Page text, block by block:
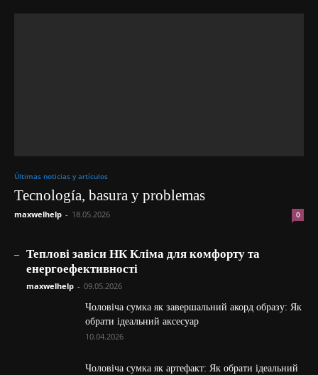
Últimas noticias y artículos
Tecnología, basura y problemas
maxwelhelp - 18.05.2026 0
Теплові завіси НК Кліма для комфорту та
енергоефективності
maxwelhelp - 09.05.2026
Чоловіча сумка як завершальний акорд образу: Як
обрати ідеальний аксесуар
10.04.2026
Чоловіча сумка як артефакт: Як обрати ідеальний